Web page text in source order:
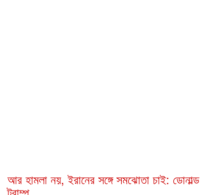
আর হামলা নয়, ইরানের সঙ্গে সমঝোতা চাই: ডোনাল্ড